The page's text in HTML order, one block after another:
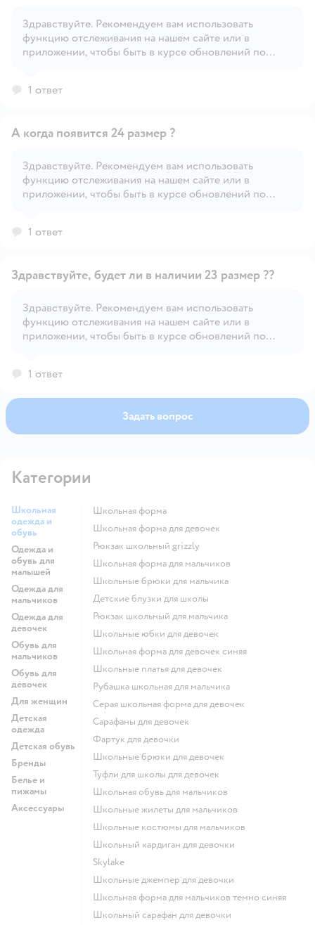
Открыть вопрос
Здравствуйте. Рекомендуем вам использовать
функцию отслеживания на нашем сайте или в
приложении, чтобы быть в курсе обновлений по
1 ответ
Открыть вопрос
А когда появится 24 размер ?
Здравствуйте. Рекомендуем вам использовать
функцию отслеживания на нашем сайте или в
приложении, чтобы быть в курсе обновлений по
1 ответ
Открыть вопрос
Здравствуйте, будет ли в наличии 23 размер ??
Здравствуйте. Рекомендуем вам использовать
функцию отслеживания на нашем сайте или в
приложении, чтобы быть в курсе обновлений по
1 ответ
Задать вопрос
Категории
Школьная
одежда и
обувь
Одежда и
обувь для
малышей
Одежда для
мальчиков
Одежда для
девочек
Обувь для
мальчиков
Обувь для
девочек
Для женщин
Детская
одежда
Детская обувь
Бренды
Белье и
пижамы
Аксессуары
Школьная форма
Школьная форма для девочек
Рюкзак школьный grizzly
Школьная форма для мальчиков
Школьные брюки для мальчика
Детские блузки для школы
Рюкзак школьный для мальчика
Школьные юбки для девочек
Школьная форма для девочек синяя
Школьные платья для девочек
Рубашка школьная для мальчика
Серая школьная форма для девочек
Сарафаны для девочек
Фартук для девочки
Школьные брюки для девочек
Туфли для школы для девочек
Школьная обувь для мальчиков
Школьные жилеты для мальчиков
Школьные костюмы для мальчиков
Школьный кардиган для девочки
Skylake
Школьные джемпер для девочки
Школьная форма для мальчиков темно синяя
Школьный сарафан для девочки